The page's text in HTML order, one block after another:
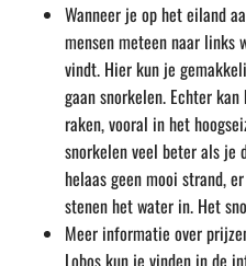
Wanneer je op het eiland
mensen meteen naar links
vindt. Hier kun je
gaan snorkelen. Echter
raken, vooral in het
snorkelen veel beter als je
helaas geen mooi strand,
stenen het water in. Het
Meer informatie over
Lobos kun je vinden in de